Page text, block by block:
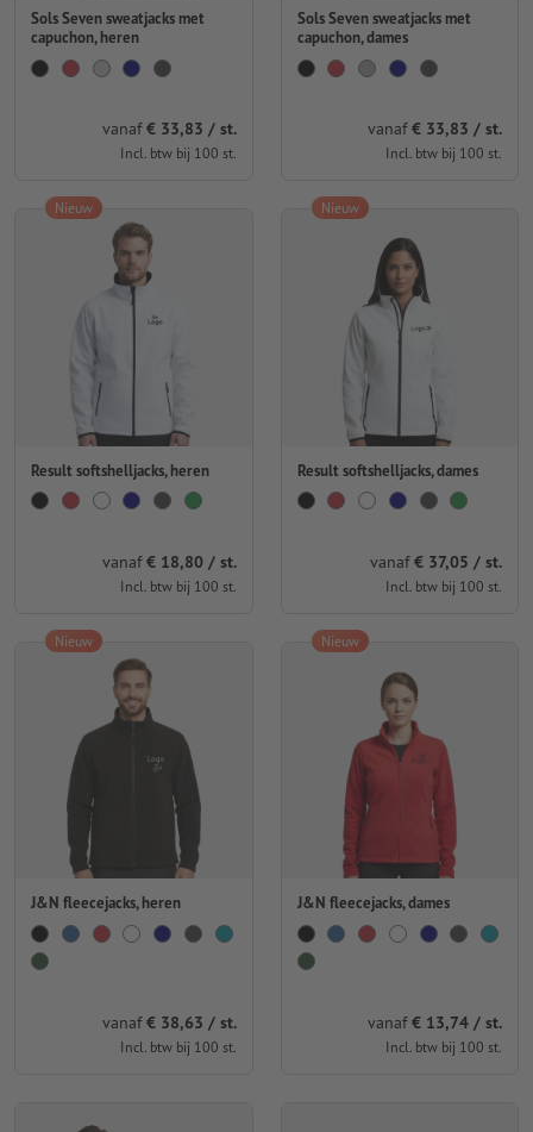
Sols Seven sweatjacks met
capuchon, heren
vanaf€ 33,83 / st.
Incl. btw bij 100 st.
Sols Seven sweatjacks met
capuchon, dames
vanaf€ 33,83 / st.
Incl. btw bij 100 st.
Result softshelljacks, heren
vanaf€ 18,80 / st.
Incl. btw bij 100 st.
Nieuw
Result softshelljacks, dames
vanaf€ 37,05 / st.
Incl. btw bij 100 st.
Nieuw
J&N fleecejacks, heren
vanaf€ 38,63 / st.
Incl. btw bij 100 st.
Nieuw
J&N fleecejacks, dames
vanaf€ 13,74 / st.
Incl. btw bij 100 st.
Nieuw